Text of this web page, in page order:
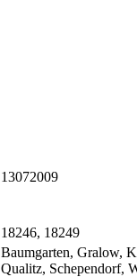
13072009
18246, 18249
Baumgarten, Gralow,
Qualitz, Schependorf,